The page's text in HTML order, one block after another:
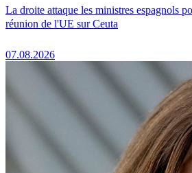
La droite attaque les ministres espagnols
réunion de l'UE sur Ceuta
07.08.2026